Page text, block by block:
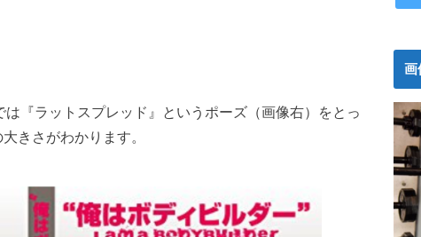
『ラットスプレッド』というポーズ（画像右）をとっ
きさがわかります。
画